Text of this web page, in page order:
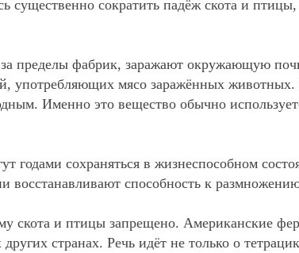
существенно сократить падёж скота и
пределы фабрик, заражают окружающую
употребляющих мясо заражённых животных.
Именно это вещество обычно
годами сохраняться в жизнеспособном
восстанавливают способность к
скота и птицы запрещено. Американские
странах. Речь идёт не только о